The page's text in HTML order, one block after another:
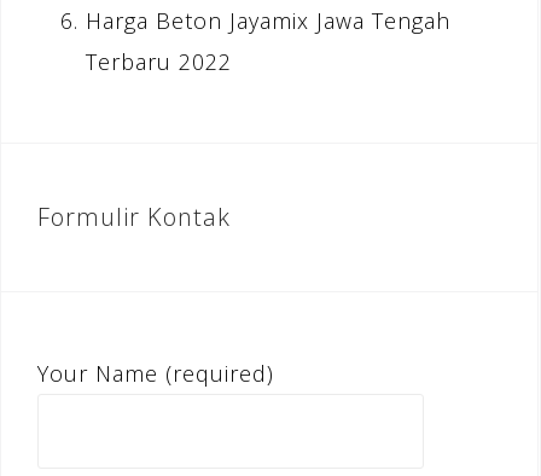
Harga Beton Jayamix Jawa Tengah
Terbaru 2022
Formulir Kontak
Your Name (required)